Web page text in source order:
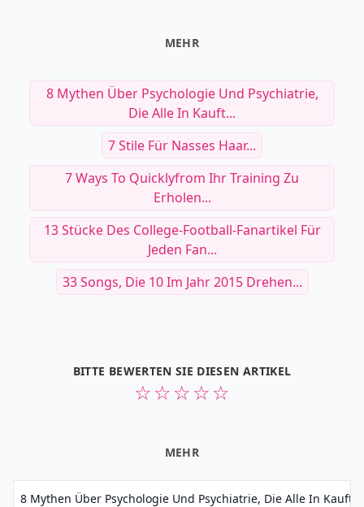
MEHR
8 Mythen Über Psychologie Und Psychiatrie,
Die Alle In Kauft...
7 Stile Für Nasses Haar...
7 Ways To Quicklyfrom Ihr Training Zu
Erholen...
13 Stücke Des College-Football-Fanartikel Für
Jeden Fan...
33 Songs, Die 10 Im Jahr 2015 Drehen...
BITTE BEWERTEN SIE DIESEN ARTIKEL
☆
☆
☆
☆
☆
MEHR
8 Mythen Über Psychologie Und Psychiatrie, Die Alle In Kauft...